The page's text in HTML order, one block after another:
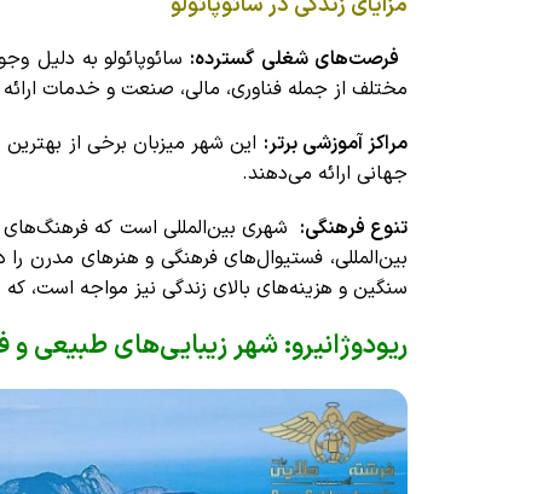
فرصت‌های شغلی گسترده: سائوپائولو به دلیل
مختلف از جمله فناوری، مالی، صنعت و خدمات
مراکز آموزشی برتر:
جهانی ارائه می‌دهند.
تنوع فرهنگی: شهری بین‌المللی است که
بین‌المللی، فستیوال‌های فرهنگی و هنرهای مدرن
سنگین و هزینه‌های بالای زندگی نیز مواجه است،
ریودوژانیرو: شهر زیبایی‌های طبیعی و